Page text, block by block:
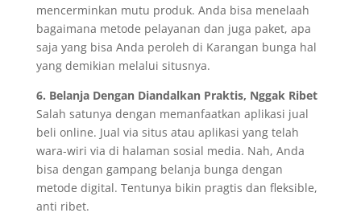
mencerminkan mutu produk. Anda bisa menelaah
bagaimana metode pelayanan dan juga paket, apa
saja yang bisa Anda peroleh di Karangan bunga hal
yang demikian melalui situsnya.
6. Belanja Dengan Diandalkan Praktis, Nggak Ribet
Salah satunya dengan memanfaatkan aplikasi jual
beli online. Jual via situs atau aplikasi yang telah
wara-wiri via di halaman sosial media. Nah, Anda
bisa dengan gampang belanja bunga dengan
metode digital. Tentunya bikin pragtis dan fleksible,
anti ribet.